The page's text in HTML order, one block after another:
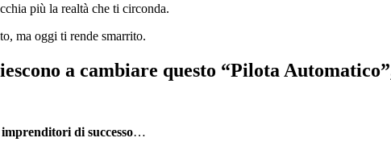
più la realtà che ti circonda.
ma oggi ti rende smarrito.
a cambiare questo “Pilota
di successo…